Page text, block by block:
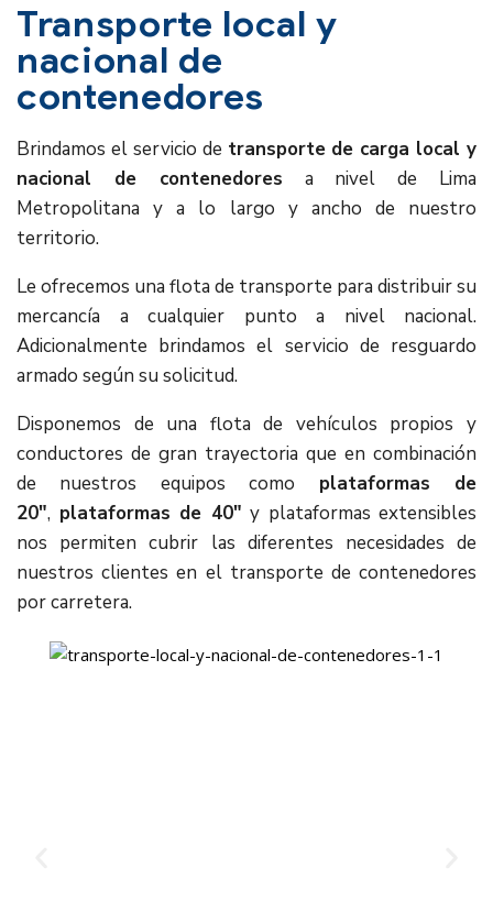
Transporte local y
nacional de
contenedores
Brindamos el servicio de transporte de carga local y
nacional de contenedores a nivel de Lima
Metropolitana y a lo largo y ancho de nuestro
territorio.
Le ofrecemos una flota de transporte para distribuir su
mercancía a cualquier punto a nivel nacional.
Adicionalmente brindamos el servicio de resguardo
armado según su solicitud.
Disponemos de una flota de vehículos propios y
conductores de gran trayectoria que en combinación
de nuestros equipos como plataformas de
20″, plataformas de 40″ y plataformas extensibles
nos permiten cubrir las diferentes necesidades de
nuestros clientes en el transporte de contenedores
por carretera.